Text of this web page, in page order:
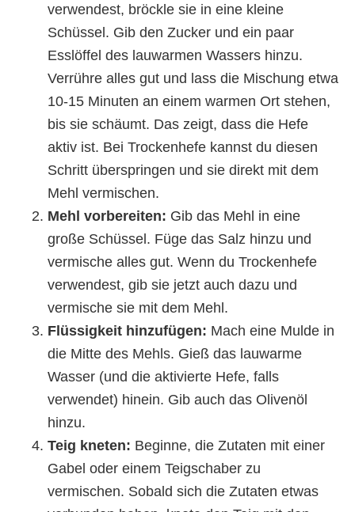
verwendest, bröckle sie in eine kleine
Schüssel. Gib den Zucker und ein paar
Esslöffel des lauwarmen Wassers hinzu.
Verrühre alles gut und lass die Mischung etwa
10-15 Minuten an einem warmen Ort stehen,
bis sie schäumt. Das zeigt, dass die Hefe
aktiv ist. Bei Trockenhefe kannst du diesen
Schritt überspringen und sie direkt mit dem
Mehl vermischen.
Mehl vorbereiten: Gib das Mehl in eine
große Schüssel. Füge das Salz hinzu und
vermische alles gut. Wenn du Trockenhefe
verwendest, gib sie jetzt auch dazu und
vermische sie mit dem Mehl.
Flüssigkeit hinzufügen: Mach eine Mulde in
die Mitte des Mehls. Gieß das lauwarme
Wasser (und die aktivierte Hefe, falls
verwendet) hinein. Gib auch das Olivenöl
hinzu.
Teig kneten: Beginne, die Zutaten mit einer
Gabel oder einem Teigschaber zu
vermischen. Sobald sich die Zutaten etwas